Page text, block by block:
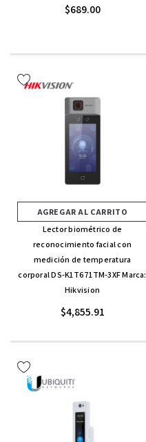
$689.00
AGREGAR AL CARRITO
Lector biométrico de
reconocimiento facial con
medición de temperatura
corporal DS-K1T671TM-3XF Marca:
Hikvision
$4,855.91